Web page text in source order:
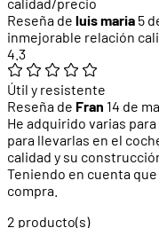
Reseña de luis maria 5
inmejorable relación
4.3
Útil y resistente
Reseña de Fran 14 de
He adquirido varias
para llevarlas en el
calidad y su
Teniendo en cuenta
compra.
2 producto(s)